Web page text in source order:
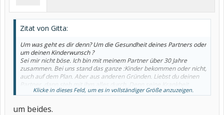
Zitat von Gitta:
Um was geht es dir denn? Um die Gesundheit deines Partners oder
um deinen Kinderwunsch ?
Sei mir nicht böse. Ich bin mit meinem Partner über 30 Jahre
zusammen. Bei uns stand das ganze :Kinder bekommen oder nicht,
auch auf dem Plan. Aber aus anderen Gründen. Liebst du deinen
Partner, dann steh mit ihm alles durch. Denn seine Krankheit
schlaucht ihn ganz bestimmt. Wenn dein Kinderwunsch so extrem
Dies ist nun mal wieder meine eigene Meinung, aber ich vertrete
Klicke in dieses Feld, um es in vollständiger Größe anzuzeigen.
um beides.